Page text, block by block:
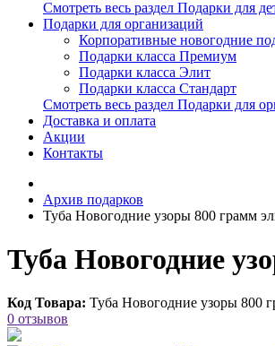
Смотреть весь раздел Подарки для
Подарки для организаций
Корпоративные новогодние
Подарки класса Премиум
Подарки класса Элит
Подарки класса Стандарт
Смотреть весь раздел Подарки для
Доставка и оплата
Акции
Контакты
Архив подарков
Туба Новогодние узоры 800 грамм
Туба Новогодние
Код Товара: Туба Новогодние узоры 800
0 отзывов